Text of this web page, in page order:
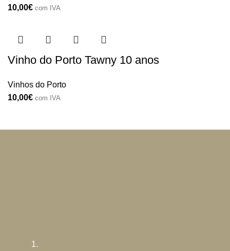
10,00€ com IVA
Vinho do Porto Tawny 10 anos
Vinhos do Porto
10,00€ com IVA
1.